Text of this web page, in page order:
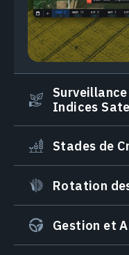
Indices
Stades de
Rotation
Gestion et